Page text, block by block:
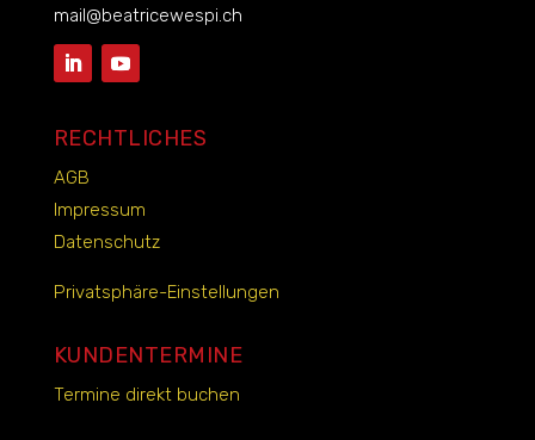
mail@beatricewespi.ch
RECHTLICHES
AGB
Impressum
Datenschutz
Privatsphäre-Einstellungen
KUNDENTERMINE
Termine direkt buchen